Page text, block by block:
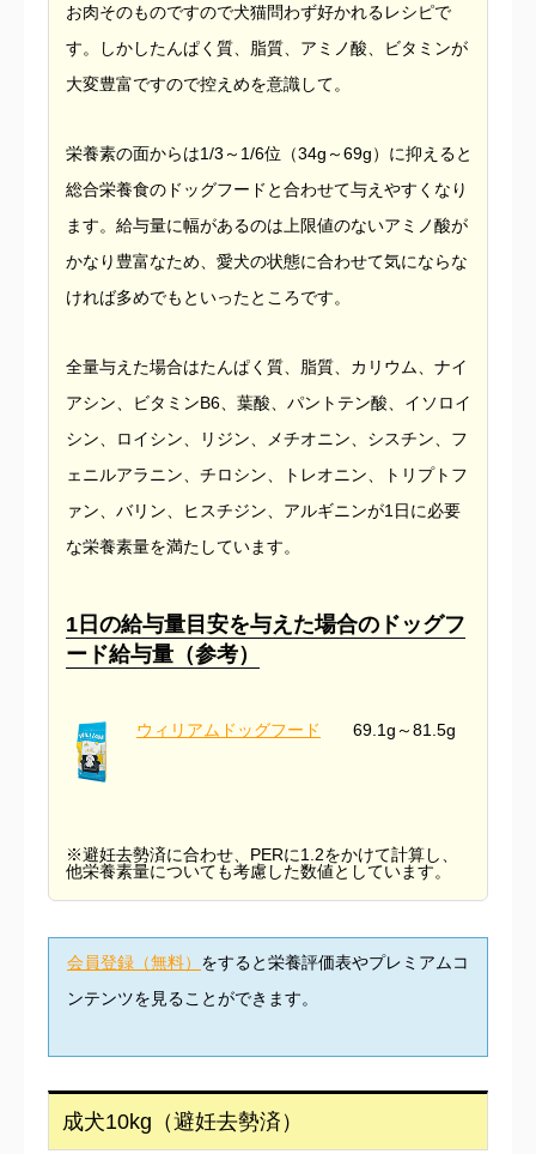
お肉そのものですので犬猫問わず好かれるレシピで
す。しかしたんぱく質、脂質、アミノ酸、ビタミンが
大変豊富ですので控えめを意識して。
栄養素の面からは1/3～1/6位（34g～69g）に抑えると
総合栄養食のドッグフードと合わせて与えやすくなり
ます。給与量に幅があるのは上限値のないアミノ酸が
かなり豊富なため、愛犬の状態に合わせて気にならな
ければ多めでもといったところです。
全量与えた場合はたんぱく質、脂質、カリウム、ナイ
アシン、ビタミンB6、葉酸、パントテン酸、イソロイ
シン、ロイシン、リジン、メチオニン、シスチン、フ
ェニルアラニン、チロシン、トレオニン、トリプトフ
ァン、バリン、ヒスチジン、アルギニンが1日に必要
な栄養素量を満たしています。
1日の給与量目安を与えた場合のドッグフ
ード給与量（参考）
ウィリアムドッグフード 69.1g～81.5g
※避妊去勢済に合わせ、PERに1.2をかけて計算し、
他栄養素量についても考慮した数値としています。
会員登録（無料） をすると栄養評価表やプレミアムコ
ンテンツを見ることができます。
成犬10kg（避妊去勢済）